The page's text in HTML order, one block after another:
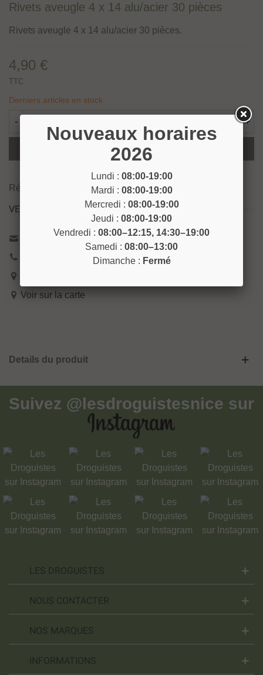
Rivets aveugle 4 x 14 alu/acier 30 pièces
Rivets aveugle 4 x 14 alu/acier 30 pièces.
4,90 €
TTC
Derniers articles en stock
- +
Ajouter Au Panier
Référence:
VENEZ NOUS RENCONTRER !
Contactez-nous
Voir sur la carte
Details du produit
Suivez @lesdroguistesnice sur
LES DROGUISTES
NOUS CONTACTER
NOS MARQUES
INFORMATIONS
Nouveaux horaires
2026
Lundi : 08:00-19:00
Mardi : 08:00-19:00
Mercredi : 08:00-19:00
Jeudi : 08:00-19:00
Vendredi : 08:00–12:15, 14:30–19:00
Samedi : 08:00–13:00
Dimanche : Fermé